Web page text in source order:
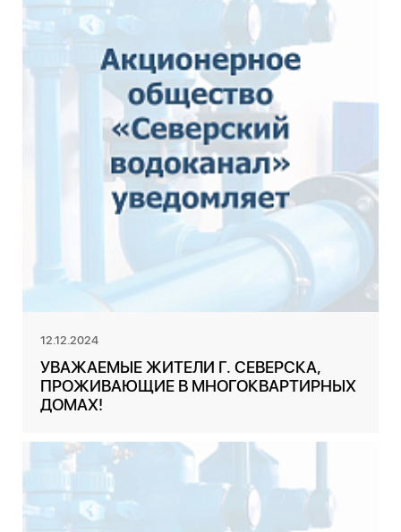
12.12.2024
УВАЖАЕМЫЕ ЖИТЕЛИ Г. СЕВЕРСКА,
ПРОЖИВАЮЩИЕ В МНОГОКВАРТИРНЫХ
ДОМАХ!